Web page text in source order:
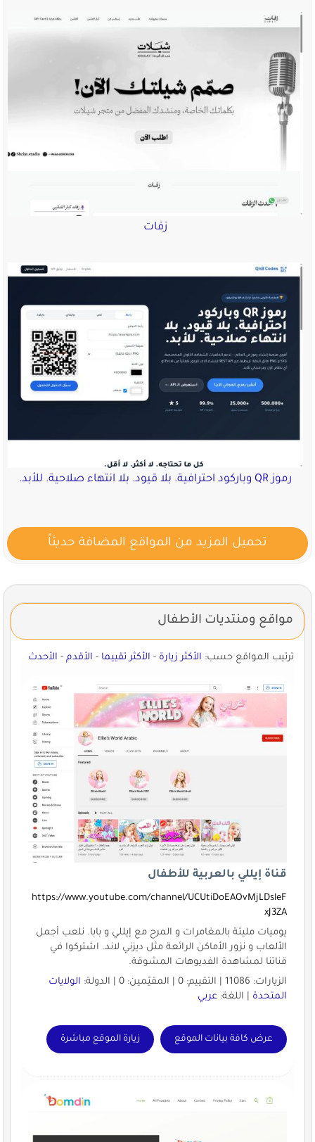
زفات
رموز QR وباركود احترافية. بلا قيود. بلا انتهاء صلاحية. للأبد.
تحميل المزيد من المواقع المضافة حديثاً
مواقع ومنتديات الأطفال
ترتيب المواقع حسب: الأكثر زيارة-الأكثر تقييما-الأقدم-الأحدث
قناة إيللي بالعربية للأطفال
https://www.youtube.com/channel/UCUtiDoEAOvMjLDsleF
xJ3ZA
يوميات مليئة بالمغامرات و المرح مع إيللي و بابا. نلعب أجمل
الألعاب و نزور الأماكن الرائعة مثل ديزني لاند. اشتركوا في
قناتنا لمشاهدة الفديوهات المشوقة.
الزيارات: 11086 | التقييم: 0 | المقيّمين: 0 | الدولة:
الولايات
المتحدة| اللغة: عربي
عرض كافة بيانات الموقع زيارة الموقع مباشرة